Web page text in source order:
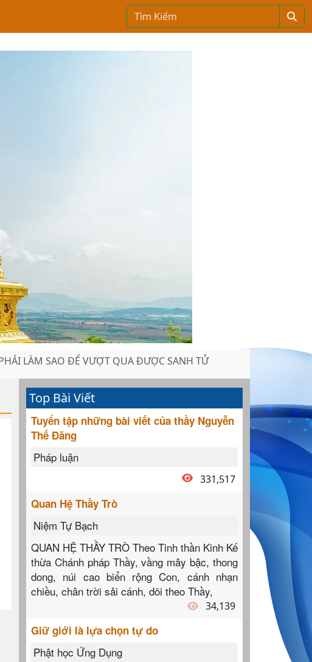
LÀM SAO ĐỂ VƯỢT QUA ĐƯỢC SANH TỬ
Top Bài Viết
Tuyển tập những bài viết của thầy Nguyễn
Thế Đăng
Pháp luận
331,517
Quan Hệ Thầy Trò
Niệm Tự Bạch
QUAN HỆ THẦY TRÒ Theo Tinh thần Kinh Kế
thừa Chánh pháp Thầy, vầng mây bậc, thong
dong, núi cao biển rộng Con, cánh nhạn
chiều, chân trời sải cánh, dõi theo Thầy,
34,139
Giữ giới là lựa chọn tự do
Phật học Ứng Dụng